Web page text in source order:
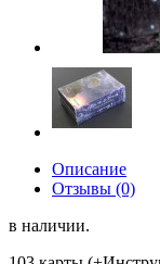
Описание
Отзывы (0)
в наличии.